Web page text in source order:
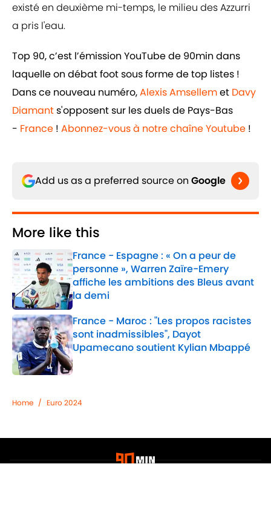
existé en deuxième mi-temps, le milieu des Azzurri
a pris l'eau.
Top 90, c’est l’émission YouTube de 90min dans
laquelle on débat foot sous forme de top listes !
Dans ce nouveau numéro,Alexis Amsellemet Davy
Diamants'opposent sur les duels de Pays-Bas
- France ! Abonnez-vous à notre chaîne Youtube !
Add us as a preferred source on Google
More like this
France - Espagne : « On a peur de
personne », Warren Zaïre-Emery
affiche les ambitions des Bleus avant
la demi
Published by on Invalid Date
France - Maroc : "Les propos racistes
sont inadmissibles", Dayot
Upamecano soutient Kylian Mbappé
Published by on Invalid Date
Home / Euro 2024